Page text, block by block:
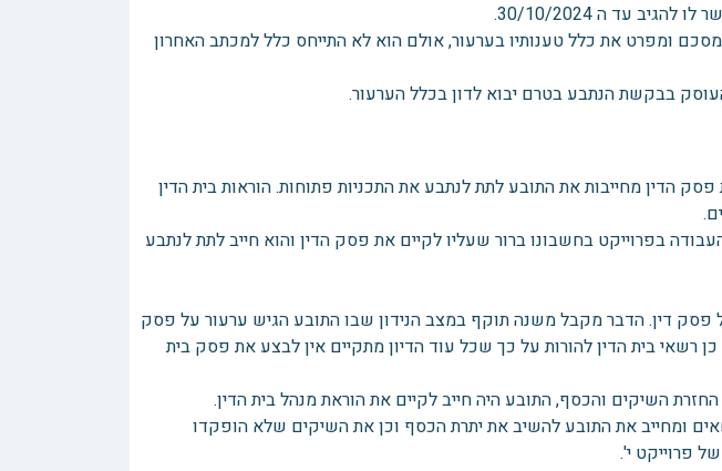
עד ה 30/10/2024.
ומפרט את כלל טענותיו בערעור, אולם הוא לא התייחס כלל למכתב האחרון
בבקשת הנתבע בטרם יבוא לדון בכלל הערעור.
הדין מחייבות את התובע לתת לנתבע את התכניות פתוחות. הוראות בית הדין
בפרוייקט בחשבונו ברור שעליו לקיים את פסק הדין והוא חייב לתת לנתבע
פסק דין. הדבר מקבל משנה תוקף במצב הנידון שבו התובע הגיש ערעור על פסק
רשאי בית הדין להורות על כך שכל עוד הדיון מתקיים אין לבצע את פסק בית
השיקים והכסף, התובע היה חייב לקיים את הוראת מנהל בית הדין.
ומחייב את התובע להשיב את יתרת הכסף וכן את השיקים שלא הופקדו
פרוייקט י'.